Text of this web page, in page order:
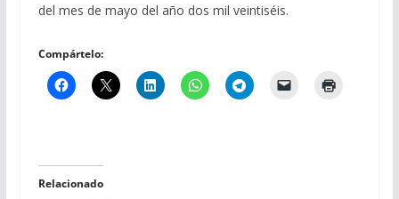
del mes de mayo del año dos mil veintiséis.
Compártelo:
Relacionado